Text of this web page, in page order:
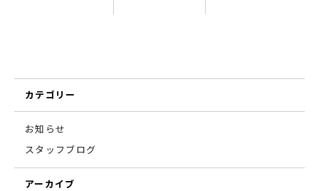
カテゴリー
お知らせ
スタッフブログ
アーカイブ